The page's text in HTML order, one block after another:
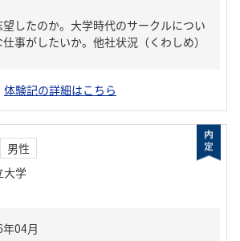
したのか。大学時代のサークルについ
事がしたいか。他社状況（くわしめ）
体験記の詳細はこちら
男性
大学